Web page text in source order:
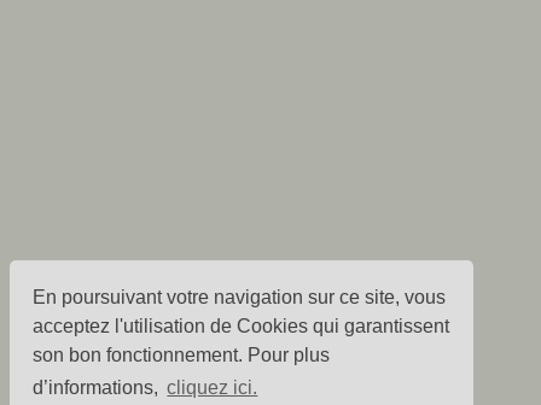
En poursuivant votre navigation sur ce site, vous
acceptez l'utilisation de Cookies qui garantissent
son bon fonctionnement. Pour plus
d’informations, cliquez ici.